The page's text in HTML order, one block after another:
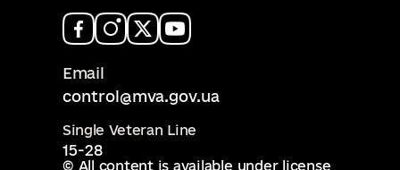
Email
control@mva.gov.ua
Single Veteran Line
15-28
© All content is available under license